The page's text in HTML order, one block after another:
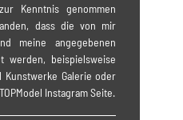
Kenntnis genommen
dass die von mir
meine angegebenen
werden, beispielsweise
Kunstwerke Galerie oder
Instagram Seite.